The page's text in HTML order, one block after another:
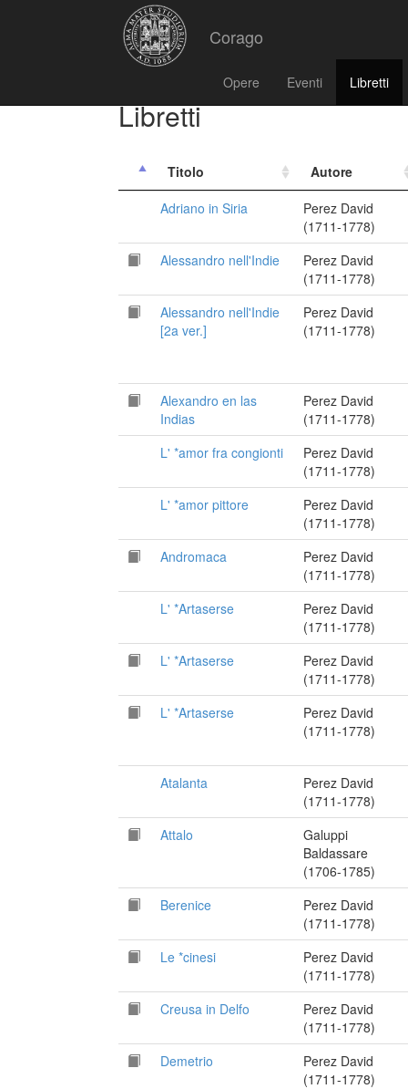
Corago
Opere Eventi Libretti
Libretti
Titolo
Autore
Adriano in Siria
Perez David
(1711-1778)
Alessandro nell'Indie
Perez David
(1711-1778)
Alessandro nell'Indie
[2a ver.]
Perez David
(1711-1778)
Alexandro en las
Indias
Perez David
(1711-1778)
L' *amor fra congionti
Perez David
(1711-1778)
L' *amor pittore
Perez David
(1711-1778)
Andromaca
Perez David
(1711-1778)
L' *Artaserse
Perez David
(1711-1778)
L' *Artaserse
Perez David
(1711-1778)
L' *Artaserse
Perez David
(1711-1778)
Atalanta
Perez David
(1711-1778)
Attalo
Galuppi
Baldassare
(1706-1785)
Berenice
Perez David
(1711-1778)
Le *cinesi
Perez David
(1711-1778)
Creusa in Delfo
Perez David
(1711-1778)
Demetrio
Perez David
(1711-1778)